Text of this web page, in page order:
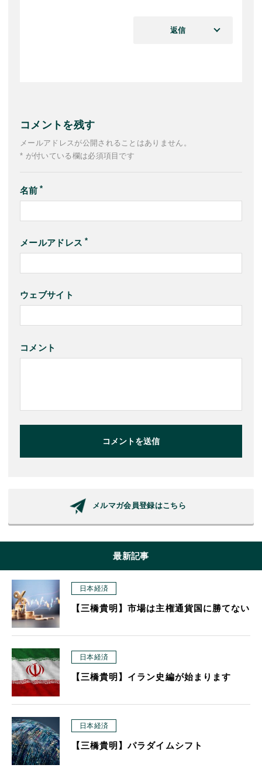
返信
コメントを残す
メールアドレスが公開されることはありません。
* が付いている欄は必須項目です
名前
メールアドレス
ウェブサイト
コメント
コメントを送信
メルマガ会員登録はこちら
最新記事
日本経済
【三橋貴明】市場は主権通貨国に勝てない
日本経済
【三橋貴明】イラン史編が始まります
日本経済
【三橋貴明】パラダイムシフト